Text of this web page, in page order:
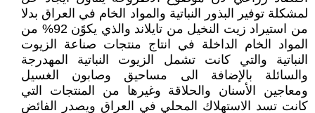
لمشكلة توفير البذور النباتية والمواد الخام في العراق بدلا
من استيراد زيت النخيل من تايلاند والذي يكوًن 92% من
المواد الخام الداخلة في انتاج منتجات صناعة الزيوت
النباتية والتي كانت تشمل الزيوت النباتية المهدرجة
والسائلة بالإضافة الى مساحيق وصابون الغسيل
ومعاجين الأسنان والحلاقة وغيرها من المنتجات التي
كانت تسد الاستهلاك المحلي في العراق ويصدر الفائض